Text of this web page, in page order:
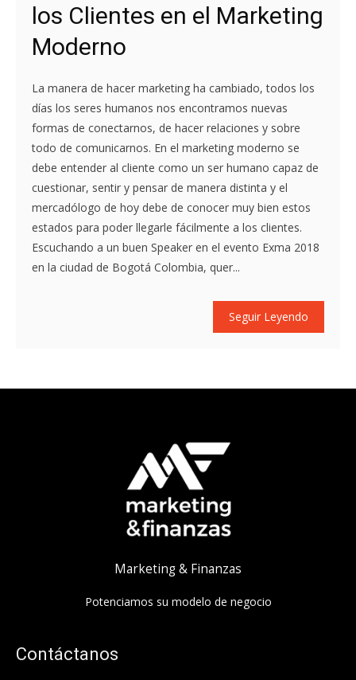
los Clientes en el Marketing
Moderno
La manera de hacer marketing ha cambiado, todos los
días los seres humanos nos encontramos nuevas
formas de conectarnos, de hacer relaciones y sobre
todo de comunicarnos. En el marketing moderno se
debe entender al cliente como un ser humano capaz de
cuestionar, sentir y pensar de manera distinta y el
mercadólogo de hoy debe de conocer muy bien estos
estados para poder llegarle fácilmente a los clientes.
Escuchando a un buen Speaker en el evento Exma 2018
en la ciudad de Bogotá Colombia, quer...
Seguir Leyendo
Marketing & Finanzas
Potenciamos su modelo de negocio
Contáctanos